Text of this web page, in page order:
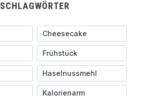
SCHLAGWÖRTER
Cheesecake
Frühstück
Haselnussmehl
Kalorienarm